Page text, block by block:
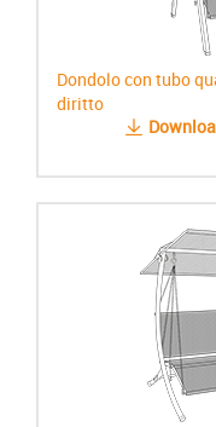
Dondolo con tubo
diritto